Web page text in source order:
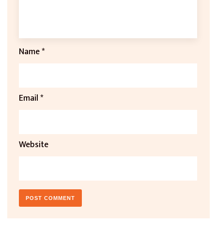
Name*
Email*
Website